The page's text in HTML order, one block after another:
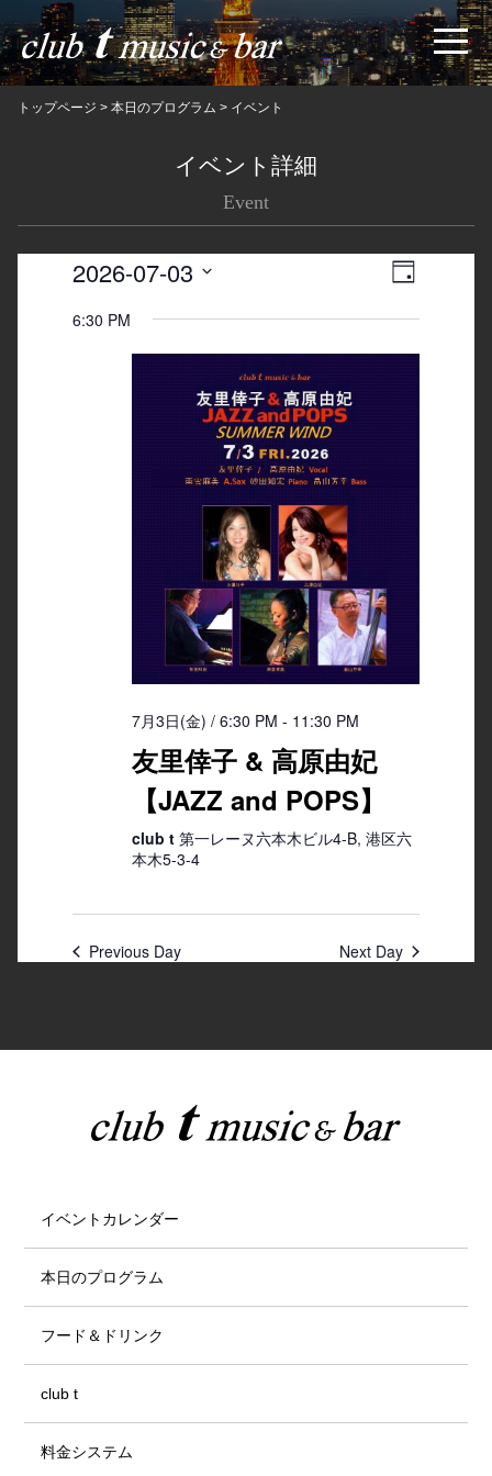
トップページ > 本日のプログラム > イベント
イベント詳細
Event
Views
Event
日
2026-07-03
date.
6:30 PM
7月3日(金) / 6:30 PM - 11:30 PM
友里倖子 & 高原由妃
【JAZZ and POPS】
club t 第一レーヌ六本木ビル4-B, 港区六
本木5-3-4
Previous Day Next Day
イベントカレンダー
本日のプログラム
フード＆ドリンク
club t
料金システム